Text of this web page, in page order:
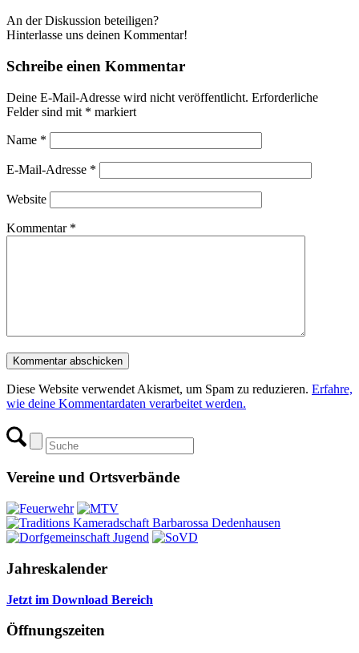
An der Diskussion beteiligen?
Hinterlasse uns deinen Kommentar!
Schreibe einen Kommentar
Deine E-Mail-Adresse wird nicht veröffentlicht. Erforderliche
Felder sind mit * markiert
Name *
E-Mail-Adresse *
Website
Kommentar *
Diese Website verwendet Akismet, um Spam zu reduzieren. Erfahre,
wie deine Kommentardaten verarbeitet werden.
Vereine und Ortsverbände
Jahreskalender
Jetzt im Download Bereich
Öffnungszeiten